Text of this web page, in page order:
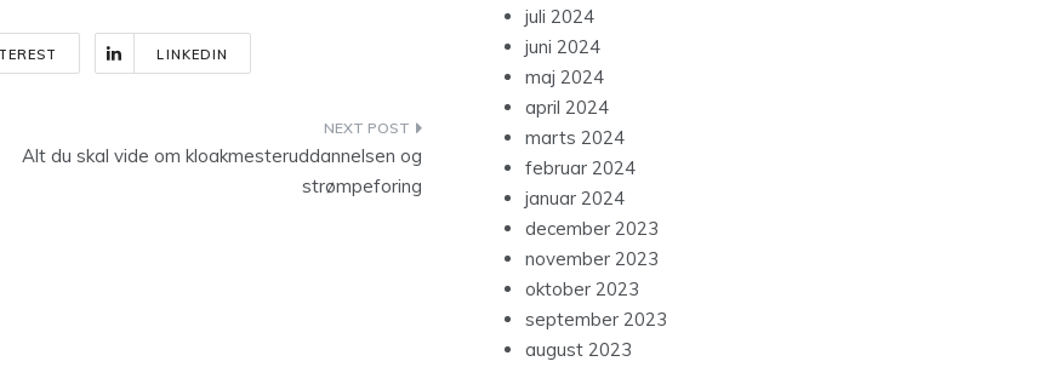
LINKEDIN
Alt du skal vide om kloakmesteruddannelsen og
strømpeforing
juli 2024
juni 2024
maj 2024
april 2024
marts 2024
februar 2024
januar 2024
december 2023
november 2023
oktober 2023
september 2023
august 2023